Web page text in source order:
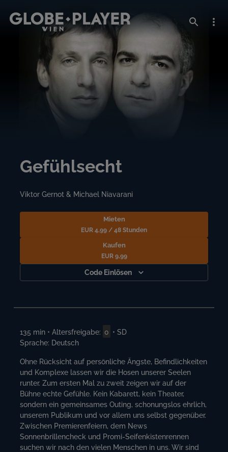
Gefühlsecht
Viktor Gernot & Michael Niavarani
Mieten
EUR 4,99 / 48 Stunden
Kaufen
EUR 9,99
Code Einlösen
135 min • Altersfreigabe: 0 • SD
Sprache: Deutsch
Ohne Rücksicht auf persönliche Ängste, Befindlichkeiten
und Komplexe lassen wir die Hosen unserer Seelen
runter. Zum ersten Mal zu zweit zeigen wir auf der
Bühne echte Gefühle. Kein Kabarett, kein Theater,
sondern ein gemeinsames Outing, schonungslos ehrlich,
unserem Publikum und vor allem uns selbst gegenüber.
Zwischen Premierenfeiern, dem News
Sonnenbrillencheck und Promi-Seifenkistenrennen
suchen wir nach den vielen Menschen in uns. Wir sind